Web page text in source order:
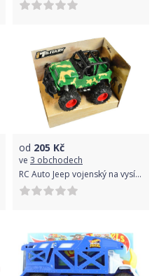
od 205 Kč
ve 3 obchodech
RC Auto Jeep vojenský na vysílačku 1:36 na baterie 2 barvy